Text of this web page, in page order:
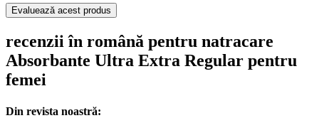
Evaluează acest produs
recenzii în română pentru natracare
Absorbante Ultra Extra Regular pentru
femei
Din revista noastră: